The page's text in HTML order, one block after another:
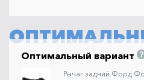
Оптимальный вариант
Рычаг задний Форд